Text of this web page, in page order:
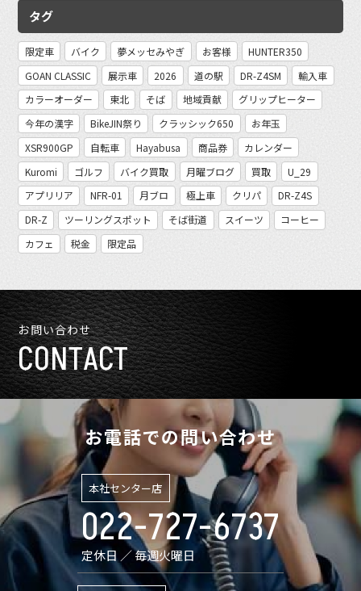
タグ
限定車 バイク 夢メッセみやぎ お客様
HUNTER350
GOAN CLASSIC
展示車 2026 道の駅 DR-Z4SM
輸入車
カラーオーダー
東北 そば 地域貢献
グリップヒーター
今年の漢字
BikeJIN祭り クラッシック650
お年玉
XSR900GP
自転車 Hayabusa 商品券
カレンダー
Kuromi
ゴルフ バイク買取 月曜ブログ 買取
U_29
アプリリア
NFR-01 月ブロ 極上車 クリパ
DR-Z4S
DR-Z
ツーリングスポット そば街道 スイーツ
コーヒー
カフェ
税金 限定品
お問い合わせ
CONTACT
お電話での問い合わせ
本社センター店
022-727-6737
定休日 ／ 毎週火曜日